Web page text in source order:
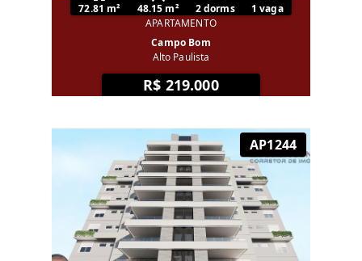
72.81 m² 48.15 m² 2 dorms
1 vaga
APARTAMENTO
Campo Bom
Alto Paulista
R$ 219.000
AP1244